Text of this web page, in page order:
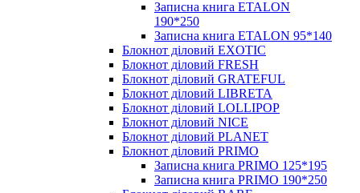
Записна книга ETALON
190*250
Записна книга ETALON 95*140
Блокнот діловий EXOTIC
Блокнот діловий FRESH
Блокнот діловий GRATEFUL
Блокнот діловий LIBRETA
Блокнот діловий LOLLIPOP
Блокнот діловий NICE
Блокнот діловий PLANET
Блокнот діловий PRIMO
Записна книга PRIMO 125*195
Записна книга PRIMO 190*250